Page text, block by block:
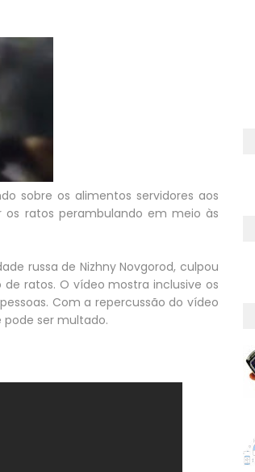
sobre os alimentos servidores aos
ratos perambulando em meio às
russa de Nizhny Novgorod, culpou
ratos. O vídeo mostra inclusive os
Com a repercussão do vídeo
ser multado.